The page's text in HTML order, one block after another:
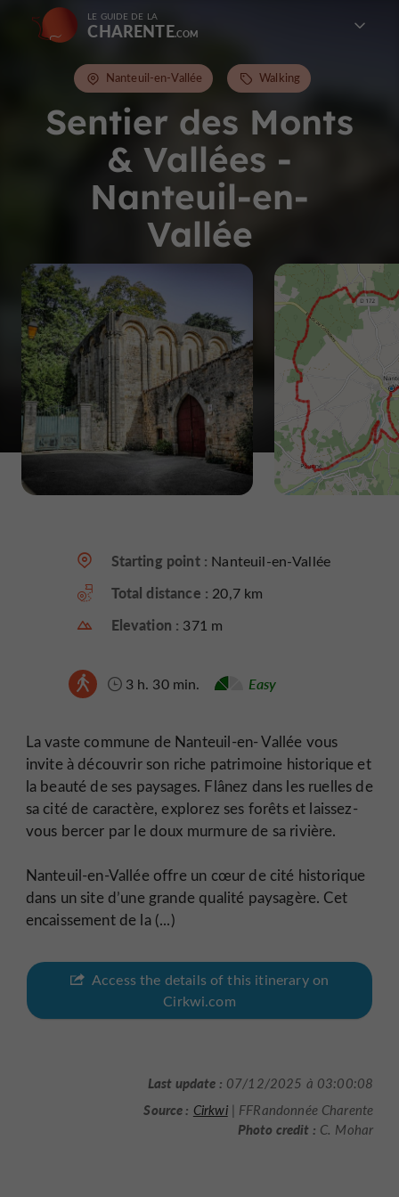
LE GUIDE DE LA
CHARENTE
Sentier des Monts
& Vallées -
Nanteuil-en-
Vallée
Nanteuil-en-Vallée Walking
Starting point : Nanteuil-en-Vallée
Total distance : 20,7 km
Elevation : 371 m
3 h. 30 min. Easy
La vaste commune de Nanteuil-en- Vallée vous
invite à découvrir son riche patrimoine historique et
la beauté de ses paysages. Flânez dans les ruelles de
sa cité de caractère, explorez ses forêts et laissez-
vous bercer par le doux murmure de sa rivière.
Nanteuil-en-Vallée offre un cœur de cité historique
dans un site d’une grande qualité paysagère. Cet
encaissement de la (...)
Access the details of this itinerary on
Cirkwi.com
Last update : 07/12/2025 à 03:00:08
Source : Cirkwi| FFRandonnée Charente
Photo credit : C. Mohar